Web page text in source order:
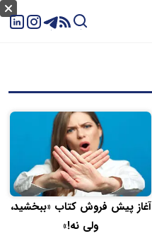
آغاز پیش‌ فروش کتاب «ببخشید،
ولی نه!»